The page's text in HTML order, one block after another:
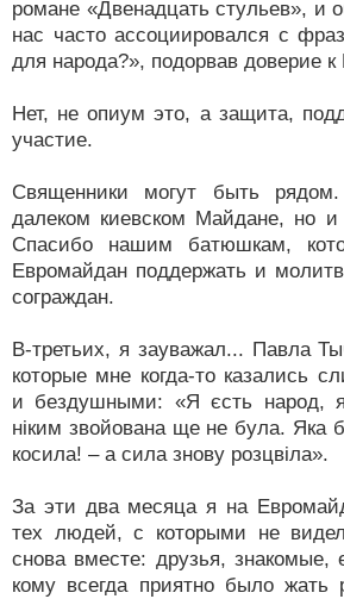
романе «Двенадцать стульев», и
нас часто ассоциировался с
для народа?», подорвав доверие
Нет, не опиум это, а защита,
участие.
Священники могут быть
далеком киевском Майдане, но
Спасибо нашим батюшкам,
Евромайдан поддержать и
сограждан.
В-третьих, я зауважал... Павла
которые мне когда-то казались
и бездушными: «Я єсть народ,
ніким звойована ще не була. Яка
косила! – а сила знову розцвіла».
За эти два месяца я на
тех людей, с которыми не
снова вместе: друзья, знакомые,
кому всегда приятно было жать